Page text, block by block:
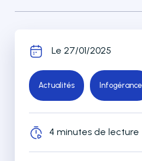
Le 27/01/2025
Actualités Infogérance
4 minutes de lecture